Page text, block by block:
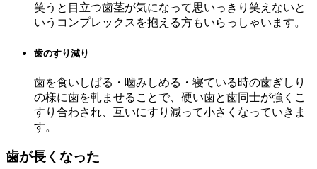
笑うと目立つ歯茎が気になって思いっきり笑えないと
いうコンプレックスを抱える方もいらっしゃいます。
歯のすり減り
歯を食いしばる・噛みしめる・寝ている時の歯ぎしり
の様に歯を軋ませることで、硬い歯と歯同士が強くこ
すり合わされ、互いにすり減って小さくなっていきま
す。
歯が長くなった